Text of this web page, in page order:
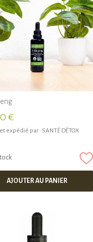
€
expédié par : SANTÉ DÉTOX
AJOUTER AU PANIER